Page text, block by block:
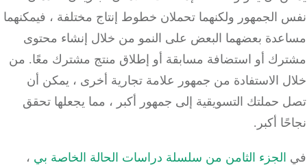
الجمهور ولكنهما تحملان خطوط إنتاج مختلفة ، فيمكنهما
بعضهما البعض على النمو من خلال إنشاء محتوى
أو استضافة مسابقة أو إطلاق منتج مشترك معًا.من
الاستفادة من جمهور علامة تجارية أخرى ، يمكن أن
حملتك التسويقية إلى جمهور أكبر ، مما يجعلها تحقق
أكبر.
الجزء الثامن من سلسلة دراسات الحالة الخاصة بي ،